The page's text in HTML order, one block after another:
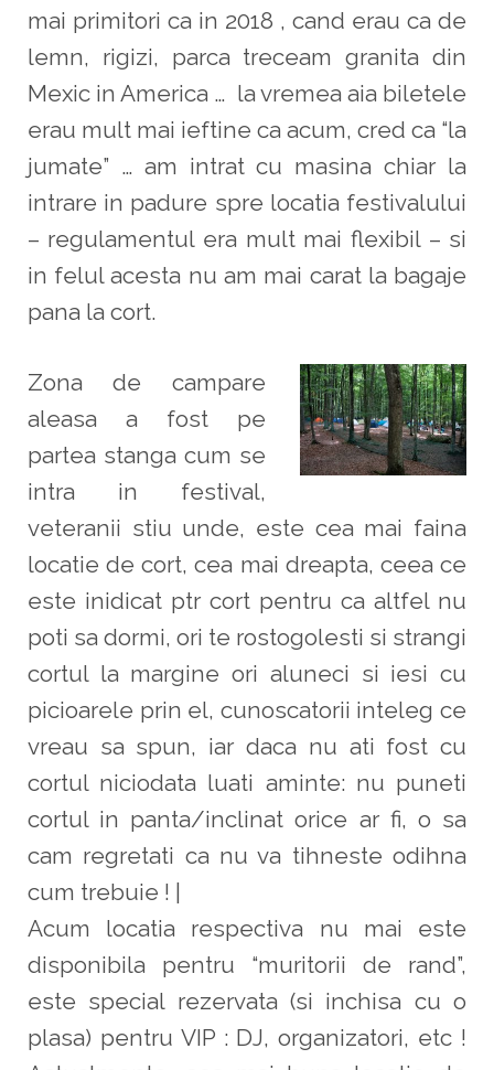
mai primitori ca in 2018 , cand erau ca de
lemn, rigizi, parca treceam granita din
Mexic in America … la vremea aia biletele
erau mult mai ieftine ca acum, cred ca “la
jumate” … am intrat cu masina chiar la
intrare in padure spre locatia festivalului
– regulamentul era mult mai flexibil – si
in felul acesta nu am mai carat la bagaje
pana la cort.
Zona de campare
aleasa a fost pe
partea stanga cum se
intra in festival,
veteranii stiu unde, este cea mai faina
locatie de cort, cea mai dreapta, ceea ce
este inidicat ptr cort pentru ca altfel nu
poti sa dormi, ori te rostogolesti si strangi
cortul la margine ori aluneci si iesi cu
picioarele prin el, cunoscatorii inteleg ce
vreau sa spun, iar daca nu ati fost cu
cortul niciodata luati aminte: nu puneti
cortul in panta/inclinat orice ar fi, o sa
cam regretati ca nu va tihneste odihna
cum trebuie ! |
Acum locatia respectiva nu mai este
disponibila pentru “muritorii de rand”,
este special rezervata (si inchisa cu o
plasa) pentru VIP : DJ, organizatori, etc !